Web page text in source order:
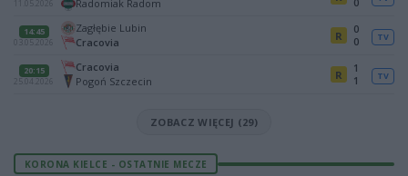
11.05.2026
Radomiak Radom
14:45
03.05.2026
Zagłębie Lubin
Cracovia
R
0
0
TV
20:15
25.04.2026
Cracovia
Pogoń Szczecin
R
1
1
TV
ZOBACZ WIĘCEJ (29)
KORONA KIELCE - OSTATNIE MECZE